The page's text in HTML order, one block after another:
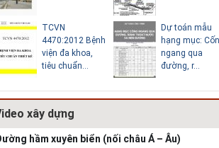
Thiết kế nhà siêu nhỏ
độc đáo
TCVN
4470:2012 Bệnh
viện đa khoa,
tiêu chuẩn...
Dự toán mẫu
hạng mục:
ngang qua
đường, r...
xây dựng
hầm xuyên biển (nối châu Á – Âu)